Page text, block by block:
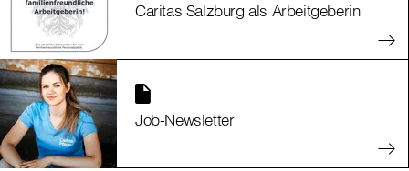
Caritas Salzburg als Arbeitgeberin
Job-Newsletter